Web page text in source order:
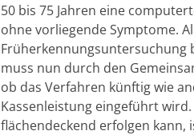
50 bis 75 Jahren eine
ohne vorliegende Symptome.
Früherkennungsuntersuchung
muss nun durch den
ob das Verfahren künftig wie
Kassenleistung eingeführt
flächendeckend erfolgen kann,